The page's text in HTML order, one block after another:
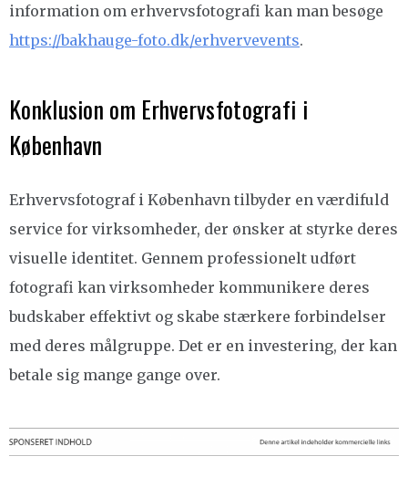
information om erhvervsfotografi kan man besøge
https://bakhauge-foto.dk/erhvervevents.
Konklusion om Erhvervsfotografi i
København
Erhvervsfotograf i København tilbyder en værdifuld
service for virksomheder, der ønsker at styrke deres
visuelle identitet. Gennem professionelt udført
fotografi kan virksomheder kommunikere deres
budskaber effektivt og skabe stærkere forbindelser
med deres målgruppe. Det er en investering, der kan
betale sig mange gange over.